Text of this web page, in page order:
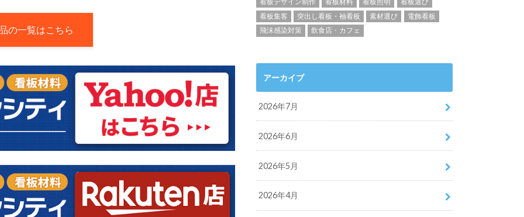
の一覧はこちら
看板集客
突出し看板・袖看板 素材選び
電飾看板
飛沫感染対策
飲食店・カフェ
アーカイブ
2026年7月
2026年6月
2026年5月
2026年4月